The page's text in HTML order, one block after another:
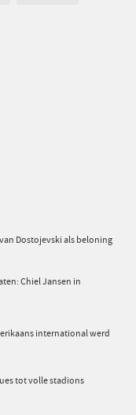
Dostojevski als beloning
Chiel Jansen in
international werd
tot volle stadions